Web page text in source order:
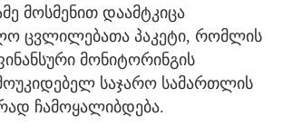
მოსმენით დაამტკიცა
ცვლილებათა პაკეტი, რომლის
მონიტორინგის
საჯარო სამართლის
ჩამოყალიბდება.